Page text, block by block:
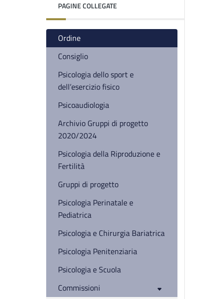
PAGINE COLLEGATE
Ordine
Consiglio
Psicologia dello sport e
dell’esercizio fisico
Psicoaudiologia
Archivio Gruppi di progetto
2020/2024
Psicologia della Riproduzione e
Fertilità
Gruppi di progetto
Psicologia Perinatale e
Pediatrica
Psicologia e Chirurgia Bariatrica
Psicologia Penitenziaria
Psicologia e Scuola
Commissioni